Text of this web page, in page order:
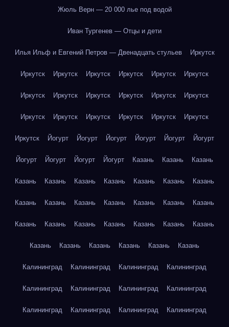
Жюль Верн — 20 000 лье под водой
Иван Тургенев — Отцы и дети
Илья Ильф и Евгений Петров — Двенадцать стульев Иркутск
Иркутск Иркутск Иркутск Иркутск Иркутск Иркутск
Иркутск Иркутск Иркутск Иркутск Иркутск Иркутск
Иркутск Иркутск Иркутск Иркутск Иркутск Иркутск
Иркутск Йогурт Йогурт Йогурт Йогурт Йогурт Йогурт
Йогурт Йогурт Йогурт Йогурт Казань Казань Казань
Казань Казань Казань Казань Казань Казань Казань
Казань Казань Казань Казань Казань Казань Казань
Казань Казань Казань Казань Казань Казань Казань
Казань Казань Казань Казань Казань Казань
Калининград Калининград Калининград Калининград
Калининград Калининград Калининград Калининград
Калининград Калининград Калининград Калининград